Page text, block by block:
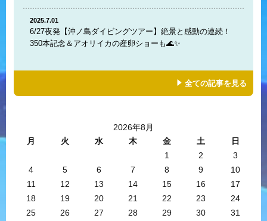
2025.7.01
6/27夜発【沖ノ島ダイビングツアー】絶景と感動の連続！
350本記念＆アオリイカの産卵ショーも🌊✨
全ての記事を見る
2026年8月
月
火 水 木 金 土
日
1
2
3
4
5 6 7 8 9
10
11
12 13 14 15 16
17
18
19 20 21 22 23
24
25
26 27 28 29 30
31